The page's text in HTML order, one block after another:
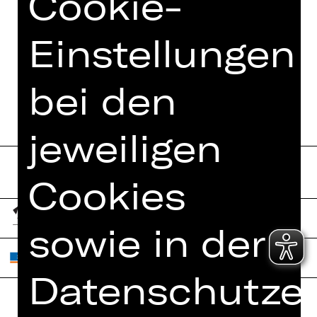
TERMINE UND BESETZUNG
Einstellungen
bei den
jeweiligen
Cookies
sowie in der